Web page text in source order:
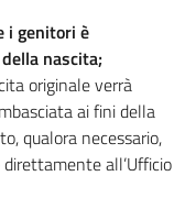
i genitori è
nascita;
originale verrà
ai fini della
qualora necessario,
all’Ufficio